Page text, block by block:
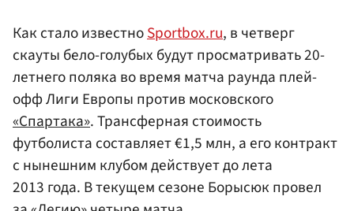
Как стало известноSportbox.ru, в четверг
скауты бело-голубых будут просматривать 20-
летнего поляка во время матча раунда плей-
офф Лиги Европы против московского
«Спартака». Трансферная стоимость
футболиста составляет €1,5 млн, а его контракт
с нынешним клубом действует до лета
2013 года. В текущем сезоне Борысюк провел